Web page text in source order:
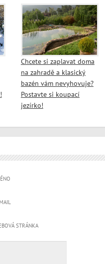
Chcete si zaplavat doma
na zahradě a klasický
bazén vám nevyhovuje?
Postavte si koupací
jezírko!
STRÁNKA